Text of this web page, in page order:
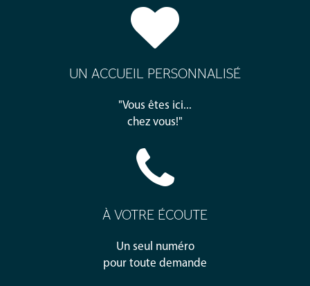
UN ACCUEIL PERSONNALISÉ
"Vous êtes ici...
chez vous!"
À VOTRE ÉCOUTE
Un seul numéro
pour toute demande